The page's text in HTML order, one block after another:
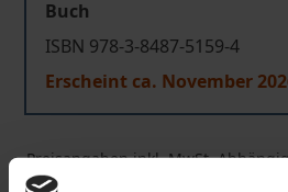
Buch
ISBN 978-3-8487-5159-4
Erscheint ca. November
Preisangaben inkl. MwSt.
kann die MwSt. an der Kasse